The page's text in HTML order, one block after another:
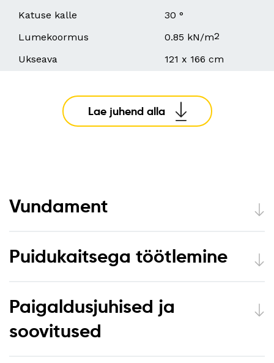
Katuse kalle
30 °
Lumekoormus
0.85 kN/m2
Ukseava
121 x 166 cm
Lae juhend alla
Vundament
Puidukaitsega töötlemine
Paigaldusjuhised ja
soovitused